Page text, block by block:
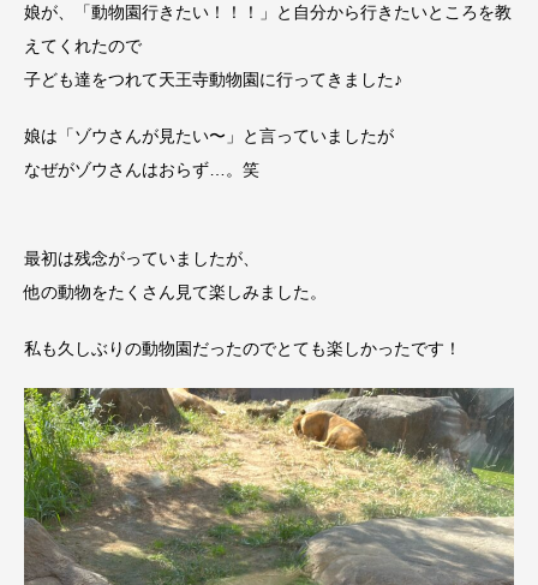
娘が、「動物園行きたい！！！」と自分から行きたいところを教
えてくれたので
子ども達をつれて天王寺動物園に行ってきました♪
娘は「ゾウさんが見たい〜」と言っていましたが
なぜがゾウさんはおらず…。笑
最初は残念がっていましたが、
他の動物をたくさん見て楽しみました。
私も久しぶりの動物園だったのでとても楽しかったです！